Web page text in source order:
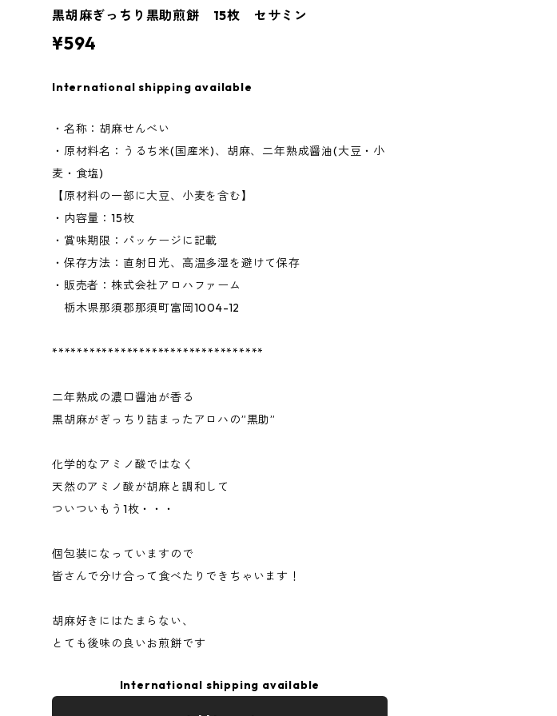
黒胡麻ぎっちり黒助煎餅 15枚 セサミン
¥594
International shipping available
・名称：胡麻せんべい
・原材料名：うるち米(国産米)、胡麻、二年熟成醤油(大豆・小
麦・食塩)
【原材料の一部に大豆、小麦を含む】
・内容量：15枚
・賞味期限：パッケージに記載
・保存方法：直射日光、高温多湿を避けて保存
・販売者：株式会社アロハファーム
栃木県那須郡那須町富岡1004-12
**********************************
二年熟成の濃口醤油が香る
黒胡麻がぎっちり詰まったアロハの”黒助”
化学的なアミノ酸ではなく
天然のアミノ酸が胡麻と調和して
ついついもう1枚・・・
個包装になっていますので
皆さんで分け合って食べたりできちゃいます！
胡麻好きにはたまらない、
とても後味の良いお煎餅です
International shipping available